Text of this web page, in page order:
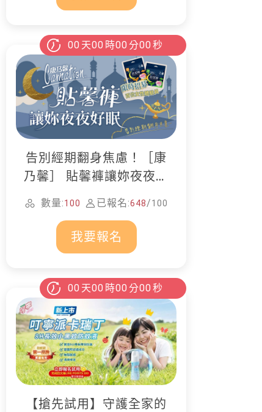
00 天00 時00 分00 秒
告別經期翻身焦慮！［康
乃馨］ 貼馨褲讓妳夜夜好
數量:100 已報名:648/100
我要報名
00 天00 時00 分00 秒
【搶先試用】守護全家的